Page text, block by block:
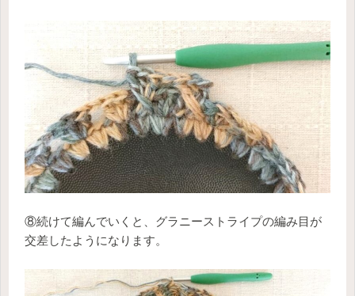
⑧続けて編んでいくと、グラニーストライプの編み目が
交差したようになります。